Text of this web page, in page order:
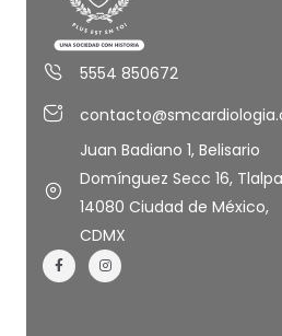
5554 850672
Juan Badiano 1, Belisario
Domínguez Secc 16,
14080 Ciudad de México,
CDMX